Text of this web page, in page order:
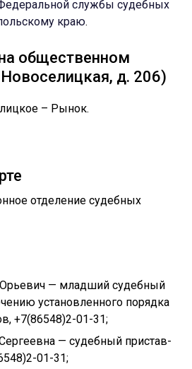
службы судебных
краю.
общественном
Новоселицкая, д. 206)
– Рынок.
— младший судебный
установленного порядка
+7(86548)2-01-31;
— судебный пристав-
01-31;